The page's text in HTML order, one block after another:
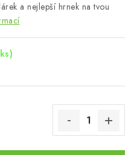
a nejlepší hrnek na tvou